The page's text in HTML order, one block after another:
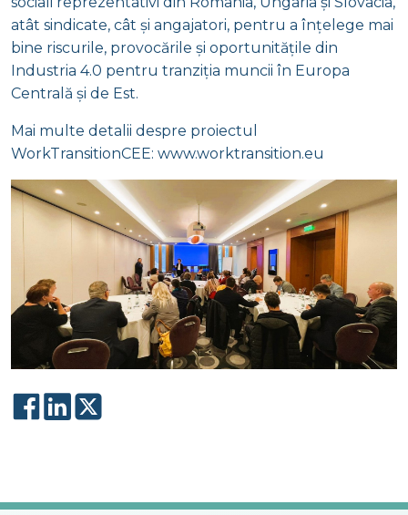
atât sindicate, cât și angajatori, pentru a înțelege mai
bine riscurile, provocările și oportunitățile din
Industria 4.0 pentru tranziția muncii în Europa
Centrală și de Est.
Mai multe detalii despre proiectul
WorkTransitionCEE: www.worktransition.eu